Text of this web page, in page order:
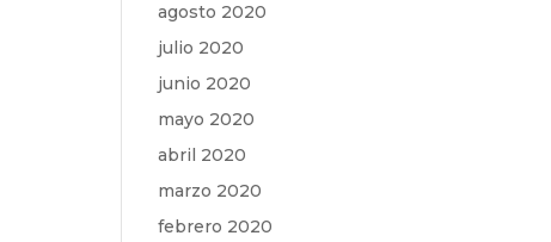
agosto 2020
julio 2020
junio 2020
mayo 2020
abril 2020
marzo 2020
febrero 2020